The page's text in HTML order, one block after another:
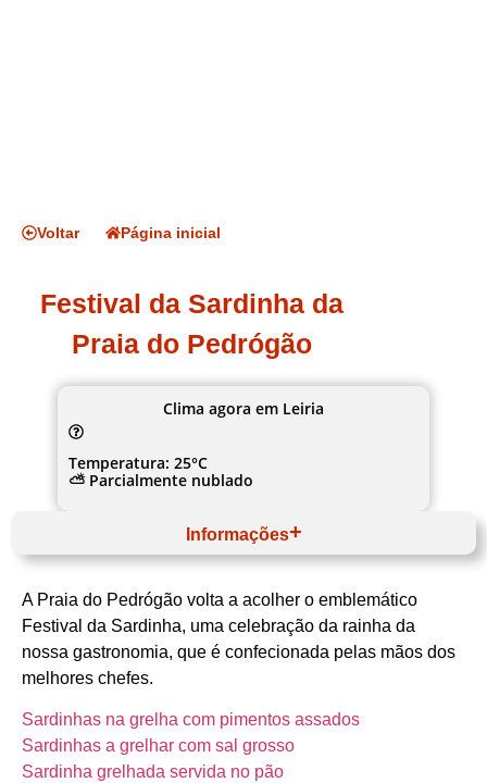
Voltar Página inicial
Festival da Sardinha da
Praia do Pedrógão
A Praia do Pedrógão volta a acolher o emblemático
Festival da Sardinha, uma celebração da rainha da
nossa gastronomia, que é confecionada pelas mãos dos
melhores chefes.
Sardinhas na grelha com pimentos assados
Sardinhas a grelhar com sal grosso
Sardinha grelhada servida no pão
Clima agora em Leiria
Temperatura: 25°C
⛅ Parcialmente nublado
Informações
Centro
Região de Leiria
Leiria
Câmara Municipal de Leiria
Sardinha